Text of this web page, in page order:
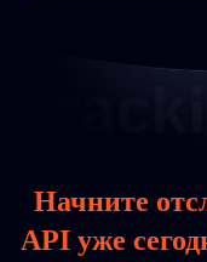
Начните
API уже